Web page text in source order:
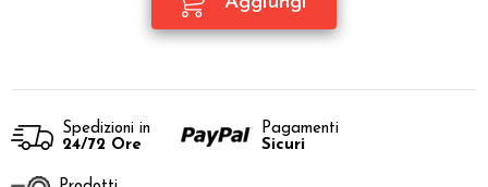
Spedizioni in
24/72 Ore
Pagamenti
Sicuri